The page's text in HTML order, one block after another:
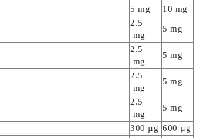
5 mg 10 mg
2.5
mg
5 mg
2.5
mg
5 mg
2.5
mg
5 mg
2.5
mg
5 mg
300 µg 600 µg